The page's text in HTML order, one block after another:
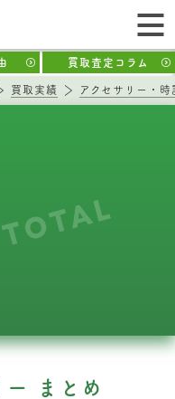
買取査定コラム
買取実績 アクセサリー・時
ー まとめ